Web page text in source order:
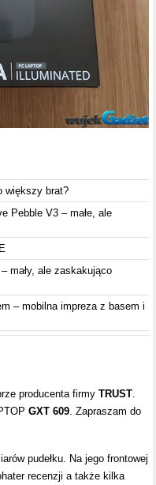
większy brat?
Pebble V3 – małe, ale
mały, ale zaskakująco
– mobilna impreza z basem i
producenta firmyTRUST.
GXT 609. Zapraszam do
pudełku. Na jego frontowej
recenzji a także kilka